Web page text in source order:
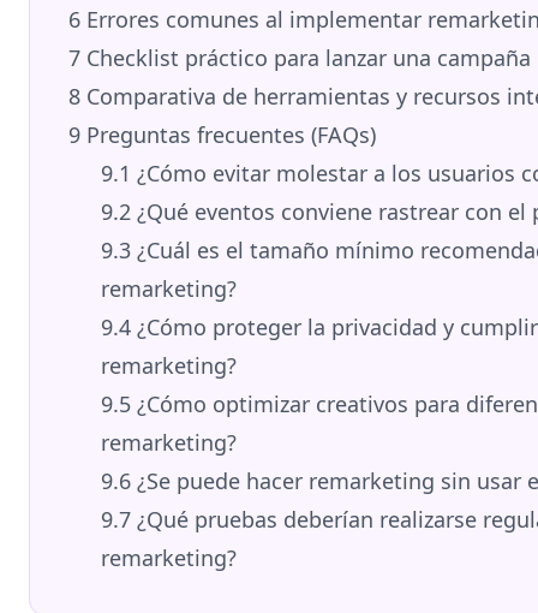
6 Errores comunes al implementar
7 Checklist práctico para lanzar una
8 Comparativa de herramientas y recursos
9 Preguntas frecuentes (FAQs)
9.1 ¿Cómo evitar molestar a los usuarios
9.2 ¿Qué eventos conviene rastrear con
9.3 ¿Cuál es el tamaño mínimo
remarketing?
9.4 ¿Cómo proteger la privacidad y
remarketing?
9.5 ¿Cómo optimizar creativos para
remarketing?
9.6 ¿Se puede hacer remarketing sin usar
9.7 ¿Qué pruebas deberían realizarse
remarketing?